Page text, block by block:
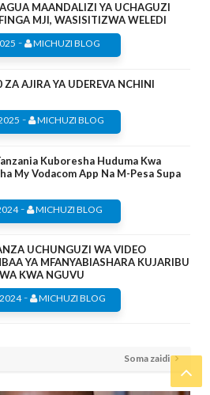
MAANDALIZI YA UCHAGUZI
MJI, WASISITIZWA WELEDI
- MICHUZI BLOG
ZA AJIRA YA UDEREVA NCHINI
- MICHUZI BLOG
Kuboresha Huduma Kwa
My Vodacom App Na M-Pesa Supa
- MICHUZI BLOG
UCHUNGUZI WA VIDEO
YA MFANYABIASHARA KUJARIBU
KWA NGUVU
- MICHUZI BLOG
Soma zaidi